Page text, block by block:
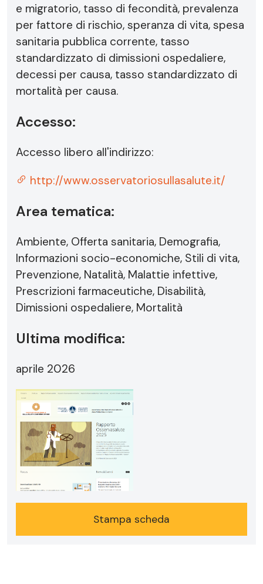
e migratorio, tasso di fecondità, prevalenza
per fattore di rischio, speranza di vita, spesa
sanitaria pubblica corrente, tasso
standardizzato di dimissioni ospedaliere,
decessi per causa, tasso standardizzato di
mortalità per causa.
Accesso:
Accesso libero all'indirizzo:
http://www.osservatoriosullasalute.it/
Area tematica:
Ambiente, Offerta sanitaria, Demografia,
Informazioni socio-economiche, Stili di vita,
Prevenzione, Natalità, Malattie infettive,
Prescrizioni farmaceutiche, Disabilità,
Dimissioni ospedaliere, Mortalità
Ultima modifica:
aprile 2026
Stampa scheda